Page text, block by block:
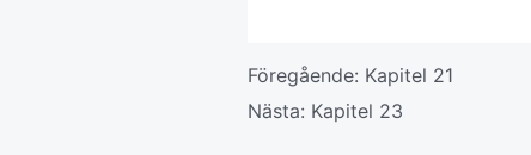
Föregående: Kapitel 21
Nästa: Kapitel 23